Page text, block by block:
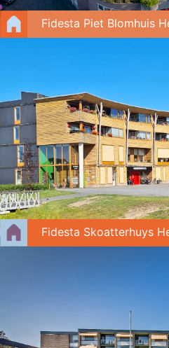
Fidesta Piet Blomhuis
Fidesta Skoatterhuys